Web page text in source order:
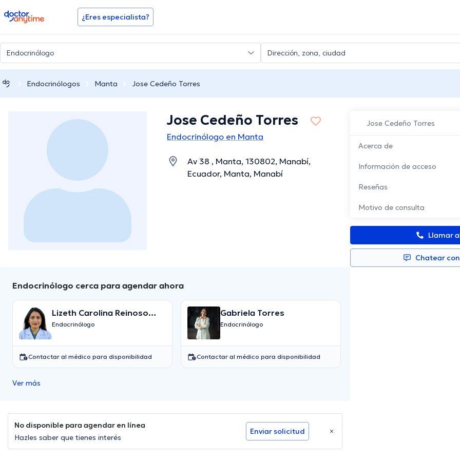
doctoranytime ¿Eres especialista?
Endocrinólogos Manta Jose Cedeño Torres
Jose Cedeño Torres
Acerca de
Información de acceso
Reseñas
Motivo de consulta
Llamar
Chatear
Jose Cedeño Torres
Endocrinólogo en Manta
Av 38 , Manta, 130802, Manabí,
Ecuador, Manta, Manabí
Endocrinólogo cerca para agendar ahora
Lizeth Carolina Reinoso
Torres
Endocrinólogo
Contactar al médico para disponibilidad
Gabriela Torres
Endocrinólogo
Contactar al médico para disponibilidad
Ver más
No disponible para agendar en línea
Hazles saber que tienes interés
Enviar solicitud